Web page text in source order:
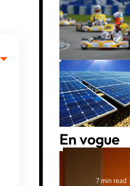
En vogue
7 min read